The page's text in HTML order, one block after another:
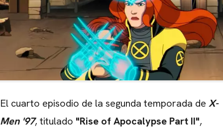
El cuarto episodio de la segunda temporada de X-
Men '97, titulado "Rise of Apocalypse Part II",